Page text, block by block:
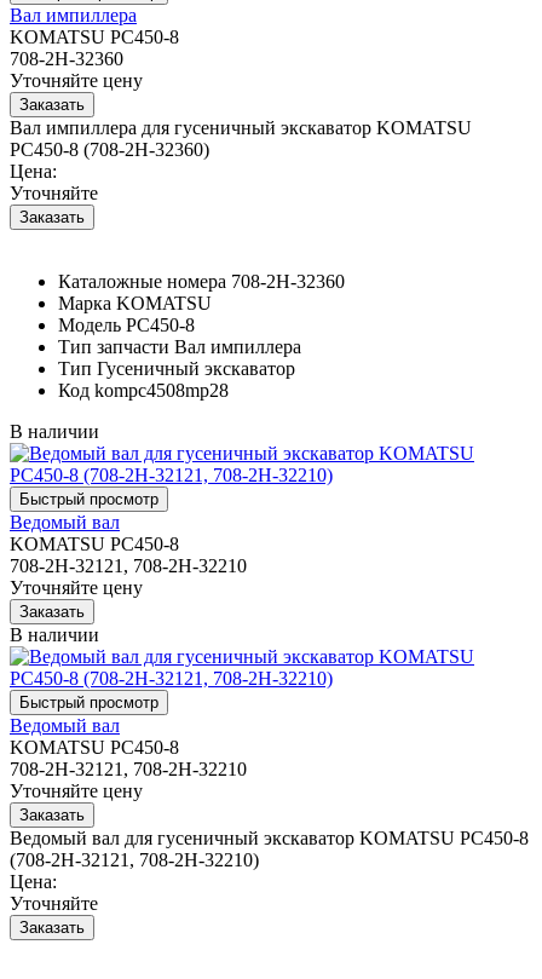
Вал импиллера
KOMATSU PC450-8
708-2H-32360
Уточняйте цену
Вал импиллера для гусеничный экскаватор KOMATSU
PC450-8 (708-2H-32360)
Цена:
Уточняйте
Каталожные номера 708-2H-32360
Марка KOMATSU
Модель PC450-8
Тип запчасти Вал импиллера
Тип Гусеничный экскаватор
Код kompc4508mp28
В наличии
Ведомый вал
KOMATSU PC450-8
708-2H-32121, 708-2H-32210
Уточняйте цену
В наличии
Ведомый вал
KOMATSU PC450-8
708-2H-32121, 708-2H-32210
Уточняйте цену
Ведомый вал для гусеничный экскаватор KOMATSU PC450-8
(708-2H-32121, 708-2H-32210)
Цена:
Уточняйте